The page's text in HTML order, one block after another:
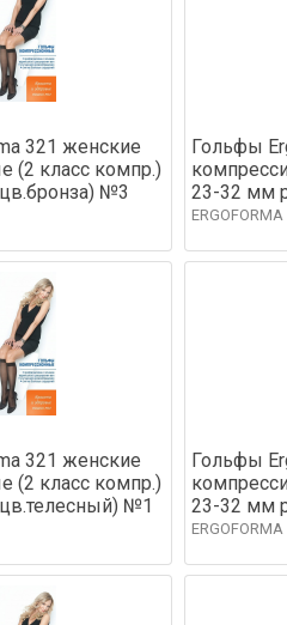
321 женские
(2 класс компр.)
№3
Гольфы
23-32 мм
ERGOFORMA
321 женские
(2 класс компр.)
№1
Гольфы
23-32 мм
ERGOFORMA